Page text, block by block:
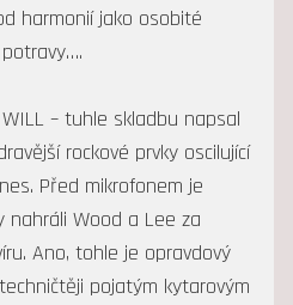
harmonií jako osobité
WILL – tuhle skladbu napsal
rockové prvky oscilující
Před mikrofonem je
nahráli Wood a Lee za
Ano, tohle je opravdový
pojatým kytarovým